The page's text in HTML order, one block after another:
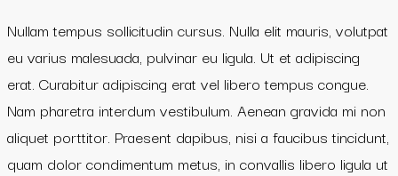
Nullam tempus sollicitudin cursus. Nulla elit mauris, volutpat
eu varius malesuada, pulvinar eu ligula. Ut et adipiscing
erat. Curabitur adipiscing erat vel libero tempus congue.
Nam pharetra interdum vestibulum. Aenean gravida mi non
aliquet porttitor. Praesent dapibus, nisi a faucibus tincidunt,
quam dolor condimentum metus, in convallis libero ligula ut